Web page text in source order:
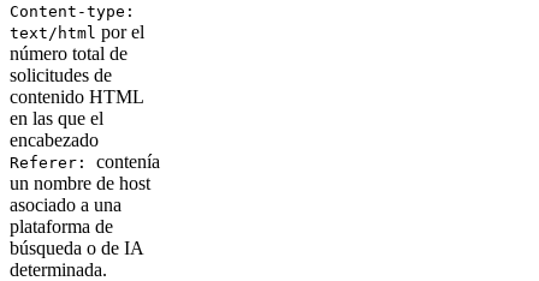
Content-type:
text/html por el
número total de
solicitudes de
contenido HTML
en las que el
encabezado
Referer: contenía
un nombre de host
asociado a una
plataforma de
búsqueda o de IA
determinada.